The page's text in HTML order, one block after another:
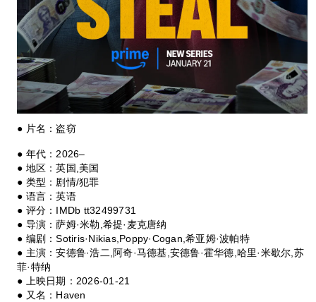
● 片名：盗窃
● 年代：2026–
● 地区：英国,美国
● 类型：剧情/犯罪
● 语言：英语
● 评分：IMDb tt32499731
● 导演：萨姆·米勒,希提·麦克唐纳
● 编剧：Sotiris·Nikias,Poppy·Cogan,希亚姆·波帕特
● 主演：安德鲁·浩二,阿奇·马德基,安德鲁·霍华德,哈里·米歇尔,苏
菲·特纳
● 上映日期：2026-01-21
● 又名：Haven